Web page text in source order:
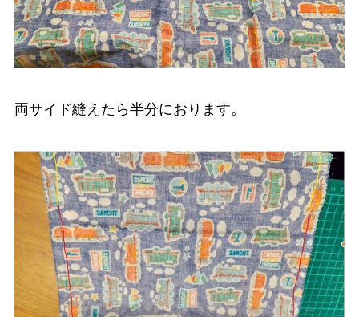
両サイド縫えたら半分におります。